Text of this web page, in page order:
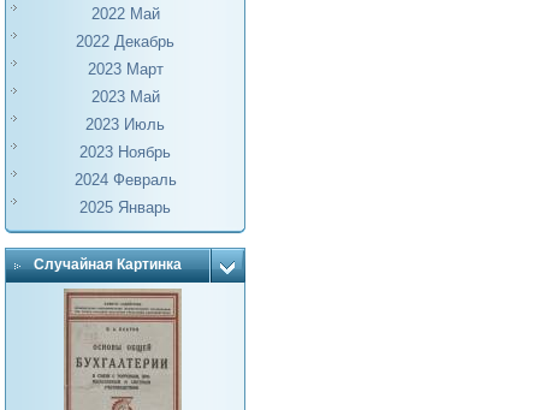
2022 Май
2022 Декабрь
2023 Март
2023 Май
2023 Июль
2023 Ноябрь
2024 Февраль
2025 Январь
Случайная Картинка